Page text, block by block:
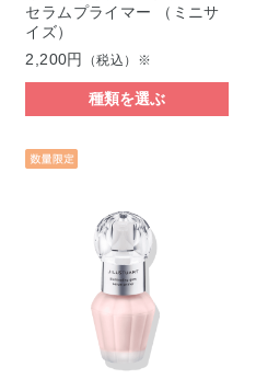
セラムプライマー （ミニサ
イズ）
2,200円
（税込）※
種類を選ぶ